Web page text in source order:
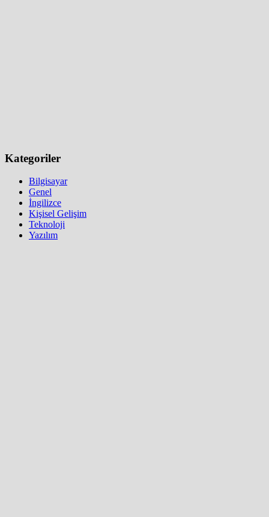
Kategoriler
Bilgisayar
Genel
İngilizce
Kişisel Gelişim
Teknoloji
Yazılım